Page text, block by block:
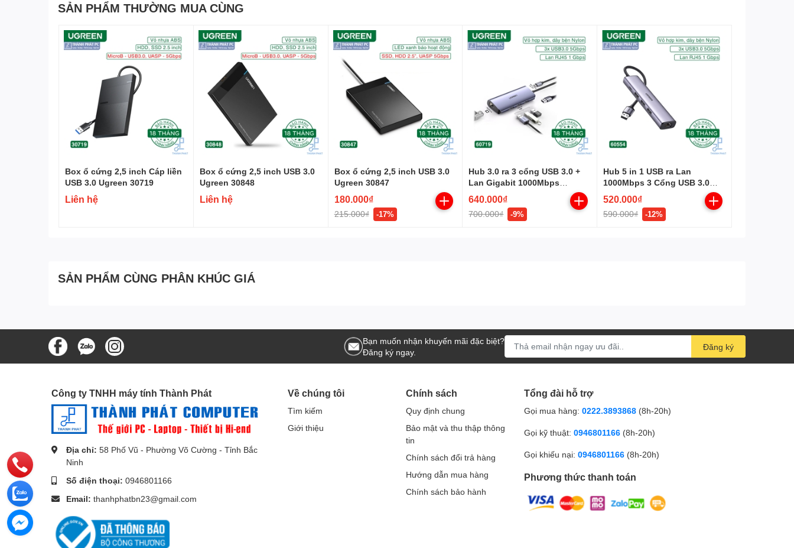
Dynamic HDR 3D. Ngoài ra, đó là Dolby Vision & Tuân thủ HDCP2.3. LƯU Ý: Để đảm bảo tốc độ làm mới cao
(8K@60Hz), cáp HDMI 8K của bạn phải cách đầu vào và đầu ra trong khoảng 3 mét.
QMS, Free-Sync, G-
sync, 3D
SẢN PHẨM THƯỜNG MUA CÙNG
Box ổ cứng 2,5 inch Cáp liền
USB 3.0 Ugreen 30719
Liên hệ
Box ổ cứng 2,5 inch USB 3.0
Ugreen 30848
Liên hệ
Box ổ cứng 2,5 inch USB 3.0
Ugreen 30847
180.000₫
215.000₫ -17%
Hub 3.0 ra 3 cổng USB 3.0 +
Lan Gigabit 1000Mbps
Ugreen 60719
640.000₫
700.000₫ -9%
Hub 5 in 1 USB ra Lan
1000Mbps 3 Cổng USB 3.0
Ugreen 60554
520.000₫
590.000₫ -12%
SẢN PHẨM CÙNG PHÂN KHÚC GIÁ
Bạn muốn nhận khuyến mãi đặc biệt?
Đăng ký ngay.
Đăng ký
Công ty TNHH máy tính Thành Phát
Địa chỉ: 58 Phố Vũ - Phường Võ Cường - Tỉnh Bắc
Ninh
Số điện thoại: 0946801166
Email: thanhphatbn23@gmail.com
Về chúng tôi
Tìm kiếm
Giới thiệu
Chính sách
Quy định chung
Bảo mật và thu thập thông
tin
Chính sách đổi trả hàng
Hướng dẫn mua hàng
Chính sách bảo hành
Tổng đài hỗ trợ
Gọi mua hàng: 0222.3893868 (8h-20h)
Gọi kỹ thuật: 0946801166 (8h-20h)
Gọi khiếu nại: 0946801166 (8h-20h)
Phương thức thanh toán